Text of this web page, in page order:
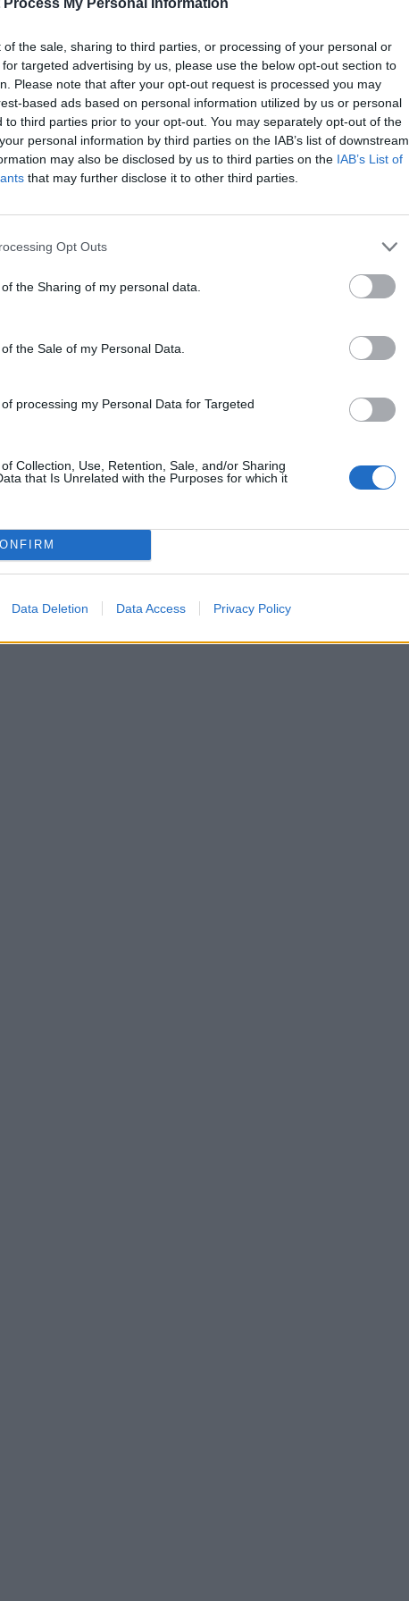
of the sale, sharing to third parties, or processing of your personal or
targeted advertising by us, please use the below opt-out section to
Please note that after your opt-out request is processed you may
based ads based on personal information utilized by us or personal
to third parties prior to your opt-out. You may separately opt-out of the
personal information by third parties on the IAB’s list of downstream
may also be disclosed by us to third parties on the IAB’s List of
that may further disclose it to other third parties.
Opt Outs
the Sharing of my personal data.
the Sale of my Personal Data.
processing my Personal Data for Targeted
Collection, Use, Retention, Sale, and/or Sharing
that Is Unrelated with the Purposes for which it
Data Deletion Data Access Privacy Policy